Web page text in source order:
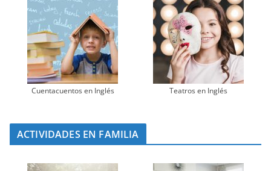
Cuentacuentos en Inglés Teatros en Inglés
ACTIVIDADES EN FAMILIA